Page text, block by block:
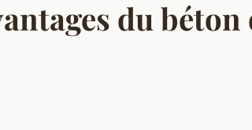
du